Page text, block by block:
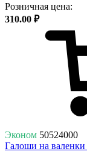
Розничная цена:
310.00 ₽
Эконом 50524000
Галоши на